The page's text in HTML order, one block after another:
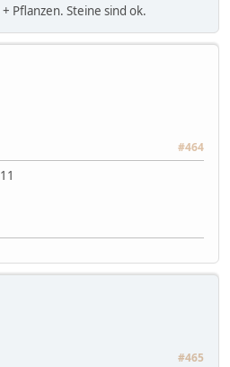
Pflanzen. Steine sind ok.
#464
#465